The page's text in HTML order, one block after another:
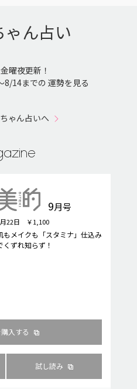
ん占い
曜夜更新！
8/14までの 運勢を見る
ゃん占いへ
9月号
22日 ￥1,100
もメイクも「スタミナ」仕込み
くずれ知らず！
入する
試し読み